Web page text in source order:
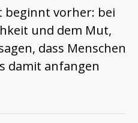
beginnt vorher: bei
und dem Mut,
dass Menschen
damit anfangen